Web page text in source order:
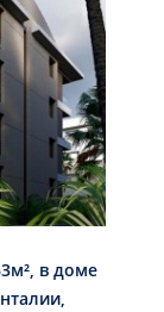
в доме